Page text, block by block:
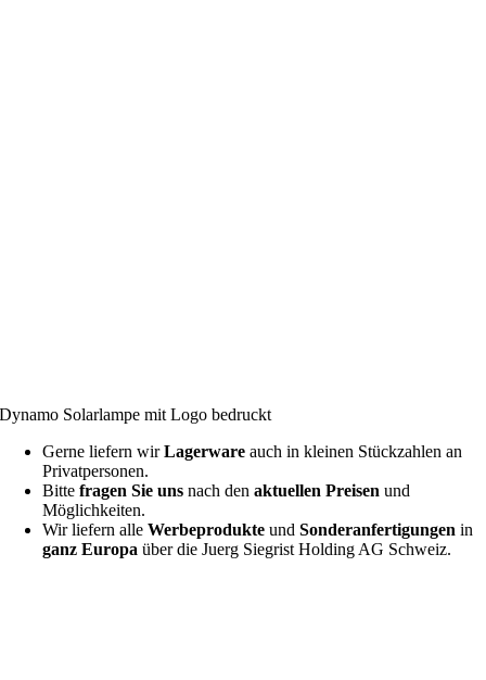
Dynamo Solarlampe mit Logo bedruckt
Gerne liefern wirLagerware auch in kleinen Stückzahlen an
Privatpersonen.
Bittefragen Sie uns nach den aktuellen Preisen und
Möglichkeiten.
Wir liefern alleWerbeprodukte undSonderanfertigungen in
ganz Europa über die Juerg Siegrist Holding AG Schweiz.